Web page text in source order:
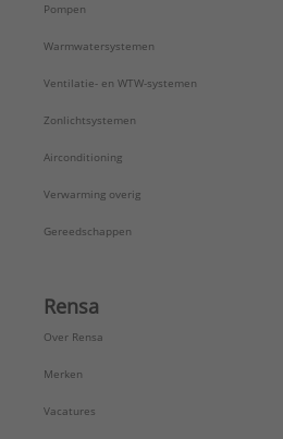
Pompen
Warmwatersystemen
Ventilatie- en WTW-systemen
Zonlichtsystemen
Airconditioning
Verwarming overig
Gereedschappen
Rensa
Over Rensa
Merken
Vacatures